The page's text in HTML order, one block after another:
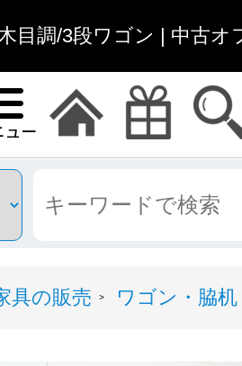
目調/3段ワゴン | 中古オ
具の販売 > ワゴン・脇机